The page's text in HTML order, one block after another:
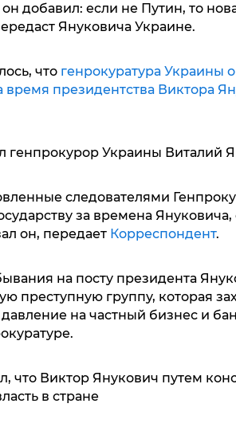
добавил: если не Путин, то
Януковича Украине.
что генрокуратура Украины
время президентства Виктора
генпрокурор Украины Виталий
следователями
за времена
он, передает Корреспондент.
на посту президента
преступную группу, которая
на частный бизнес и
что Виктор Янукович путем
в стране